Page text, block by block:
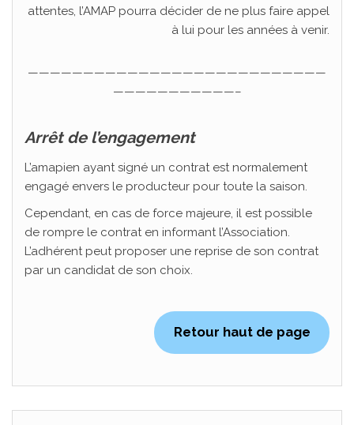
attentes, l’AMAP pourra décider de ne plus faire appel
à lui pour les années à venir.
———————————————————————————
———————————–
Arrêt de l’engagement
L’amapien ayant signé un contrat est normalement
engagé envers le producteur pour toute la saison.
Cependant, en cas de force majeure, il est possible
de rompre le contrat en informant l’Association.
L’adhérent peut proposer une reprise de son contrat
par un candidat de son choix.
Retour haut de page